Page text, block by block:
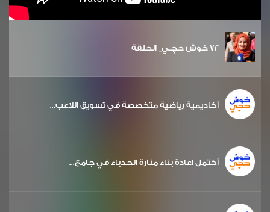
72 خوش حچـي_ الحلقة
أكاديمية رياضية متخصصة في تسويق اللاعب...
أكتمل اعادة بناء منارة الحدباء في جامع...